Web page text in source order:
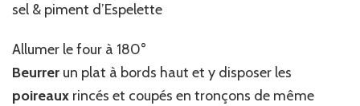
sel & piment d’Espelette
Allumer le four à 180°
Beurrer un plat à bords haut et y disposer les
poireaux rincés et coupés en tronçons de même